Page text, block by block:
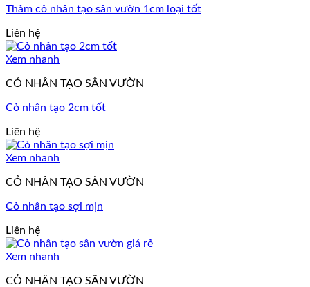
Thảm cỏ nhân tạo sân vườn 1cm loại tốt
Liên hệ
Xem nhanh
CỎ NHÂN TẠO SÂN VƯỜN
Cỏ nhân tạo 2cm tốt
Liên hệ
Xem nhanh
CỎ NHÂN TẠO SÂN VƯỜN
Cỏ nhân tạo sợi mịn
Liên hệ
Xem nhanh
CỎ NHÂN TẠO SÂN VƯỜN